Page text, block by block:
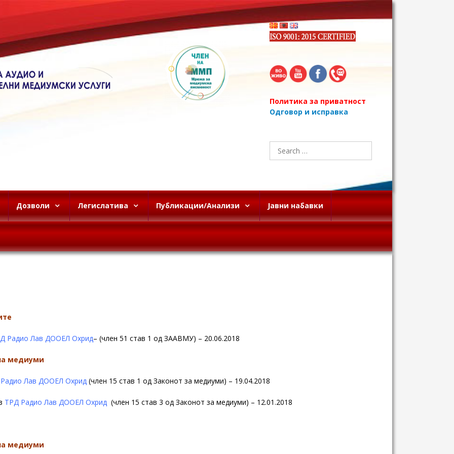
Политика за приватност
Одговор и исправка
Search
for:
Дозволи Легислатива Публикации/Анализи Јавни набавки
Радио Лав ДООЕЛ Охрид– (член 51 став 1 од ЗААВМУ) – 20.06.2018
медиуми
Лав ДООЕЛ Охрид (член 15 став 1 од Законот за медиуми) – 19.04.2018
ТРД Радио Лав ДООЕЛ Охрид (член 15 став 3 од Законот за медиуми) – 12.01.2018
медиуми